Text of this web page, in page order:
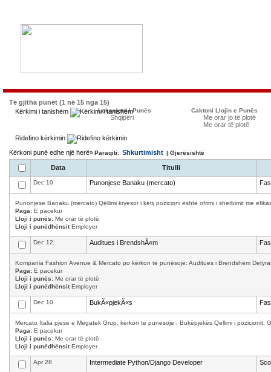
Të gjitha punët (1 në 15 nga 15)
Kërkimi i tanishëm
Lokacioni i Punës
Shqipëri
Caktoni Llojin e Punës
Me orar jo të plotë
Me orar të plotë
Ridefino kërkimin
Kërkoni punë edhe një herë»Paraqiti: Shkurtimisht | Gjerësishtë
Data Titulli
Dec 10 Punonjese Banaku (mercato)
Punonjese Banaku (mercato) Qëllimi kryesor i këtij pozicioni është ofrimi i shërbimit me
Paga: E pacekur
Lloji i punës: Me orar të plotë
Lloji i punëdhënsitEmployer
Dec 12 Auditues i BrendshÃ«m
Kompania Fashion Avenue & Mercato po kërkon të punësojë: Auditues i Brendshëm
Paga: E pacekur
Lloji i punës: Me orar të plotë
Lloji i punëdhënsitEmployer
Dec 10 BukÃ«pjekÃ«s
Mercato Italia pjese e Megatek Grup, kerkon te punesoje : Bukëpjekës Qellimi i pozicionit:
Paga: E pacekur
Lloji i punës: Me orar të plotë
Lloji i punëdhënsitEmployer
Apr 28 Intermediate Python/Django Developer